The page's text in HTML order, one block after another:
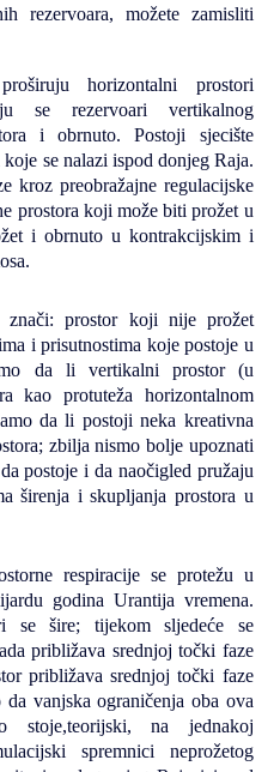
rezervoara, možete zamisliti
horizontalni prostori
se rezervoari vertikalnog
i obrnuto. Postoji sjecište
se nalazi ispod donjeg Raja.
kroz preobražajne regulacijske
prostora koji može biti prožet u
i obrnuto u kontrakcijskim i
znači: prostor koji nije prožet
i prisutnostima koje postoje u
da li vertikalni prostor (u
kao protuteža horizontalnom
da li postoji neka kreativna
zbilja nismo bolje upoznati
postoje i da naočigled pružaju
širenja i skupljanja prostora u
respiracije se protežu u
godina Urantija vremena.
se šire; tijekom sljedeće se
približava srednjoj točki faze
približava srednjoj točki faze
vanjska ograničenja oba ova
stoje,teorijski, na jednakoj
spremnici neprožetog